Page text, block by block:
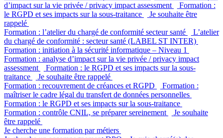
d’impact sur la vie privée / privacy impact assessment
Formation :
le RGPD et ses impacts sur la sous-traitance
Je souhaite être
rappelé
Formation : l’atelier du chargé de conformité secteur santé
L’atelier
du chargé de conformité : secteur santé (LABEL ST INTER)
Formation : initiation à la sécurité informatique – Niveau 1
Formation : analyse d’impact sur la vie privée / privacy impact
assessment
Formation : le RGPD et ses impacts sur la sous-
traitance
Je souhaite être rappelé
Formation : recouvrement de créances et RGPD
Formation :
maîtriser le cadre légal du transfert de données personnelles
Formation : le RGPD et ses impacts sur la sous-traitance
Formation : contrôle CNIL, se préparer sereinement
Je souhaite
être rappelé
Je cherche une formation par métiers